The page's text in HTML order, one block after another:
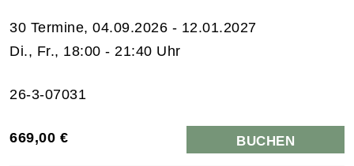
30 Termine, 04.09.2026 - 12.01.2027
Di., Fr., 18:00 - 21:40 Uhr
26-3-07031
669,00 € BUCHEN